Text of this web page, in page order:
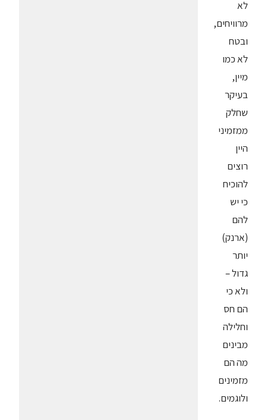
לא
מרוויחים,
ובטח
לא כמו
מיין,
בעיקר
שחלק
ממזמיני
היין
רוצים
להוכיח
כי יש
להם
(ארנק)
יותר
גדול –
ולא כי
הם חס
וחלילה
מבינים
מה הם
מזמינים
ולוגמים.